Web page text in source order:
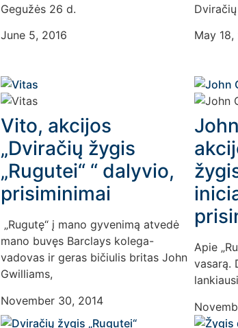
Gegužės 26 d.
June 5, 2016
May 18,
Vito, akcijos
„Dviračių žygis
„Rugutei“ “ dalyvio,
prisiminimai
„Rugutę“ į mano gyvenimą atvedė
mano buvęs Barclays kolega-
vadovas ir geras bičiulis britas John
Gwilliams,
November 30, 2014
Apie
vasarą.